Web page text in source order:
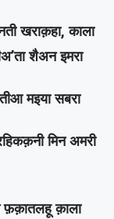
खराक़हा, काला
शैअन इमरा
मइया सबरा
मिन अमरी
फ़क़ातलहू क़ाला